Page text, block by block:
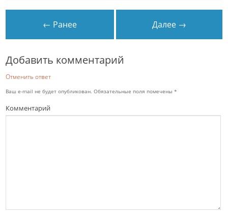
← Ранее Далее →
Добавить комментарий
Отменить ответ
Ваш e-mail не будет опубликован. Обязательные поля помечены*
Комментарий